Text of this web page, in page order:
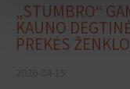
„STUMBRO“
KAUNO
PREKĖS ŽENKLO